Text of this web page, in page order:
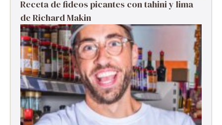
Receta de fideos picantes con tahini y lima
de Richard Makin